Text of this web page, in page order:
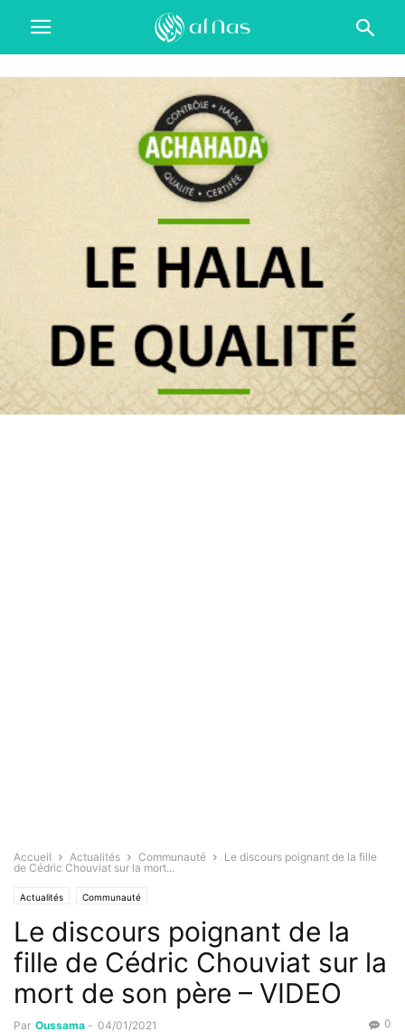
Accueil Actualités Communauté
Le discours poignant de la fille
de Cédric Chouviat sur la mort...
Actualités Communauté
Le discours poignant de la
fille de Cédric Chouviat sur la
mort de son père – VIDEO
Par Oussama - 04/01/2021 0